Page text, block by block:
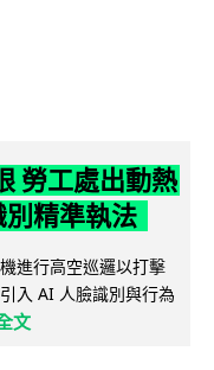
勞工處出動熱
精準執法
進行高空巡邏以打擊
入 AI 人臉識別與行為
文